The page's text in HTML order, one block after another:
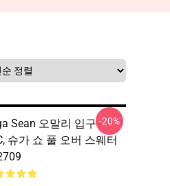
Sean 오말리 입구 -
슈가 쇼 풀 오버 스웨터
-20%